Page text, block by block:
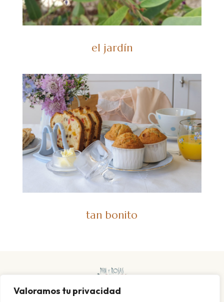
Valoramos tu privacidad
el jardín
tan bonito